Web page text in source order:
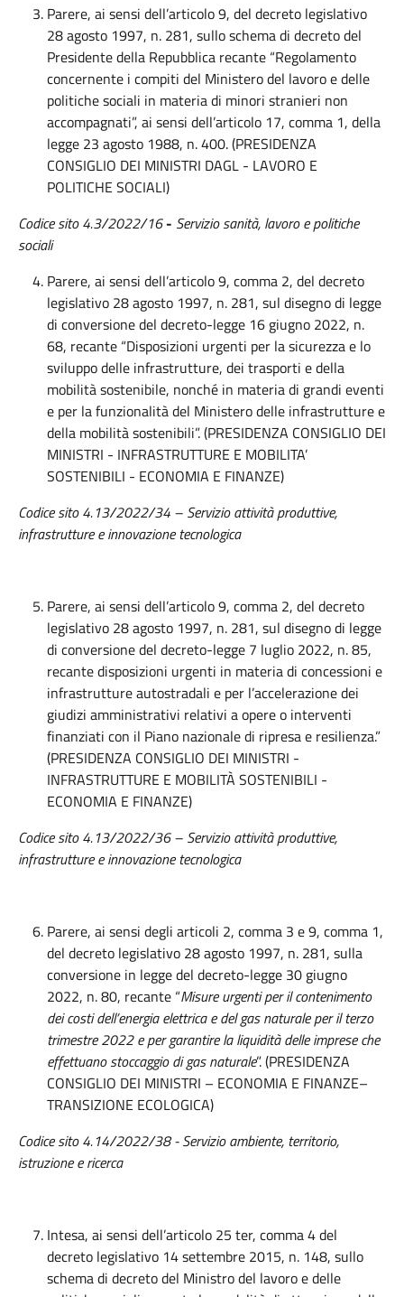
Parere, ai sensi dell’articolo 9, del decreto legislativo
28 agosto 1997, n. 281, sullo schema di decreto del
Presidente della Repubblica recante “Regolamento
concernente i compiti del Ministero del lavoro e delle
politiche sociali in materia di minori stranieri non
accompagnati”, ai sensi dell’articolo 17, comma 1, della
legge 23 agosto 1988, n. 400. (PRESIDENZA
CONSIGLIO DEI MINISTRI DAGL - LAVORO E
POLITICHE SOCIALI)
Codice sito 4.3/2022/16- Servizio sanità, lavoro e politiche
sociali
Parere, ai sensi dell’articolo 9, comma 2, del decreto
legislativo 28 agosto 1997, n. 281, sul disegno di legge
di conversione del decreto-legge 16 giugno 2022, n.
68, recante “Disposizioni urgenti per la sicurezza e lo
sviluppo delle infrastrutture, dei trasporti e della
mobilità sostenibile, nonché in materia di grandi eventi
e per la funzionalità del Ministero delle infrastrutture e
della mobilità sostenibili”. (PRESIDENZA CONSIGLIO DEI
MINISTRI - INFRASTRUTTURE E MOBILITA’
SOSTENIBILI - ECONOMIA E FINANZE)
Codice sito 4.13/2022/34 – Servizio attività produttive,
infrastrutture e innovazione tecnologica
Parere, ai sensi dell’articolo 9, comma 2, del decreto
legislativo 28 agosto 1997, n. 281, sul disegno di legge
di conversione del decreto-legge 7 luglio 2022, n. 85,
recante disposizioni urgenti in materia di concessioni e
infrastrutture autostradali e per l’accelerazione dei
giudizi amministrativi relativi a opere o interventi
finanziati con il Piano nazionale di ripresa e resilienza.”
(PRESIDENZA CONSIGLIO DEI MINISTRI -
INFRASTRUTTURE E MOBILITÀ SOSTENIBILI -
ECONOMIA E FINANZE)
Codice sito 4.13/2022/36 – Servizio attività produttive,
infrastrutture e innovazione tecnologica
Parere, ai sensi degli articoli 2, comma 3 e 9, comma 1,
del decreto legislativo 28 agosto 1997, n. 281, sulla
conversione in legge del decreto-legge 30 giugno
2022, n. 80, recante “Misure urgenti per il contenimento
dei costi dell’energia elettrica e del gas naturale per il terzo
trimestre 2022 e per garantire la liquidità delle imprese che
effettuano stoccaggio di gas naturale”. (PRESIDENZA
CONSIGLIO DEI MINISTRI – ECONOMIA E FINANZE–
TRANSIZIONE ECOLOGICA)
Codice sito 4.14/2022/38 - Servizio ambiente, territorio,
istruzione e ricerca
Intesa, ai sensi dell’articolo 25 ter, comma 4 del
decreto legislativo 14 settembre 2015, n. 148, sullo
schema di decreto del Ministro del lavoro e delle